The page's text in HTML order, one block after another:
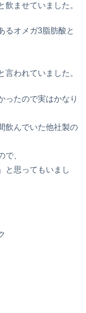
飲ませていました。
るオメガ3脂肪酸と
われていました。
ったので実はかなり
飲んでいた他社製の
で、
と思ってもいまし